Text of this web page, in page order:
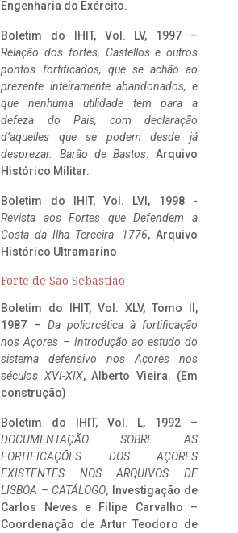
Engenharia do Exército.
Boletim do IHIT, Vol. LV, 1997 –
Relação dos fortes, Castellos e outros
pontos fortificados, que se achão ao
prezente inteiramente abandonados, e
que nenhuma utilidade tem para a
defeza do Pais, com declaração
d’aquelles que se podem desde já
desprezar. Barão de Bastos. Arquivo
Histórico Militar.
Boletim do IHIT, Vol. LVI, 1998 -
Revista aos Fortes que Defendem a
Costa da Ilha Terceira- 1776, Arquivo
Histórico Ultramarino
Forte de São Sebastião
Boletim do IHIT, Vol. XLV, Tomo II,
1987 – Da poliorcética à fortificação
nos Açores – Introdução ao estudo do
sistema defensivo nos Açores nos
séculos XVI-XIX, Alberto Vieira. (Em
construção)
Boletim do IHIT, Vol. L, 1992 –
DOCUMENTAÇÃO SOBRE AS
FORTIFICAÇÕES DOS AÇORES
EXISTENTES NOS ARQUIVOS DE
LISBOA – CATÁLOGO, Investigação de
Carlos Neves e Filipe Carvalho –
Coordenação de Artur Teodoro de